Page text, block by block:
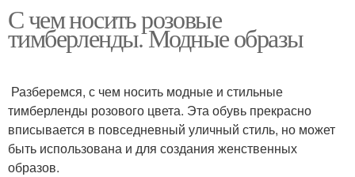
С чем носить розовые
тимберленды. Модные образы
Разберемся, с чем носить модные и стильные
тимберленды розового цвета. Эта обувь прекрасно
вписывается в повседневный уличный стиль, но может
быть использована и для создания женственных
образов.